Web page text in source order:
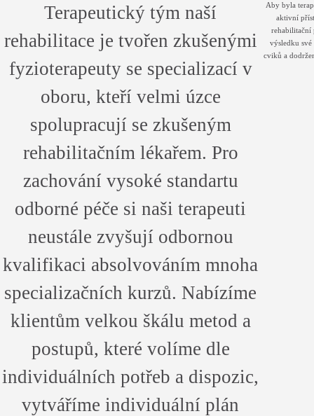
Terapeutický tým naší
rehabilitace je tvořen zkušenými
fyzioterapeuty se specializací v
oboru, kteří velmi úzce
spolupracují se zkušeným
rehabilitačním lékařem. Pro
zachování vysoké standartu
odborné péče si naši terapeuti
neustále zvyšují odbornou
kvalifikaci absolvováním mnoha
specializačních kurzů. Nabízíme
klientům velkou škálu metod a
postupů, které volíme dle
individuálních potřeb a dispozic,
vytváříme individuální plán
Aby byla
aktivní
rehabilitační
výsledku
cviků a